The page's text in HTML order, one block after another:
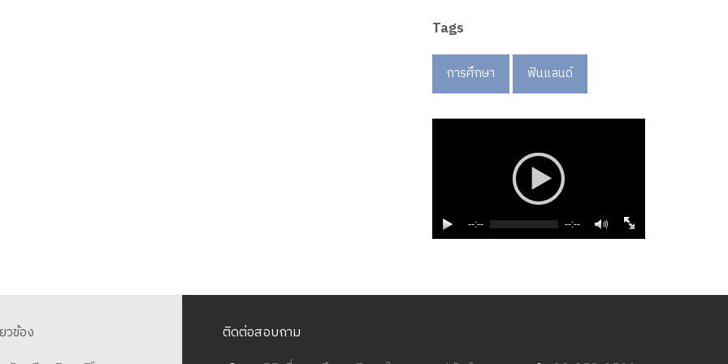
Tags
การศึกษา ฟินแลนด์
--:-- --:--
วข้อง
ติดต่อสอบถาม